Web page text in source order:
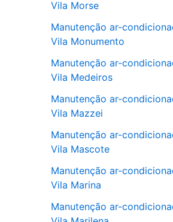
Vila Morse
Manutenção ar-
Vila Monumento
Manutenção ar-
Vila Medeiros
Manutenção ar-
Vila Mazzei
Manutenção ar-
Vila Mascote
Manutenção ar-
Vila Marina
Manutenção ar-